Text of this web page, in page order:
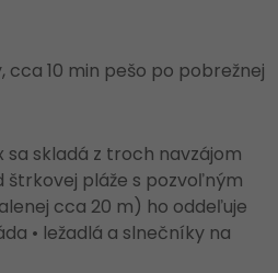
10 min pešo po pobrežnej
skladá z troch navzájom
štrkovej pláže s pozvoľným
cca 20 m) ho oddeľuje
• ležadlá a slnečníky na